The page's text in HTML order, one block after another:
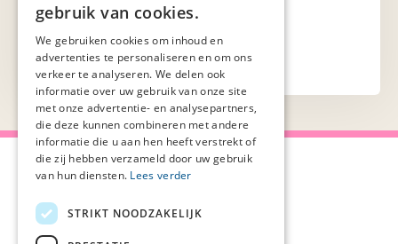
aan de pagina).
Over Palliaweb
Privacyverklaring
gebruik van cookies.
We gebruiken cookies om inhoud en
advertenties te personaliseren en om ons
verkeer te analyseren. We delen ook
informatie over uw gebruik van onze site
met onze advertentie- en analysepartners,
die deze kunnen combineren met andere
informatie die u aan hen heeft verstrekt of
die zij hebben verzameld door uw gebruik
van hun diensten. Lees verder
STRIKT NOODZAKELIJK